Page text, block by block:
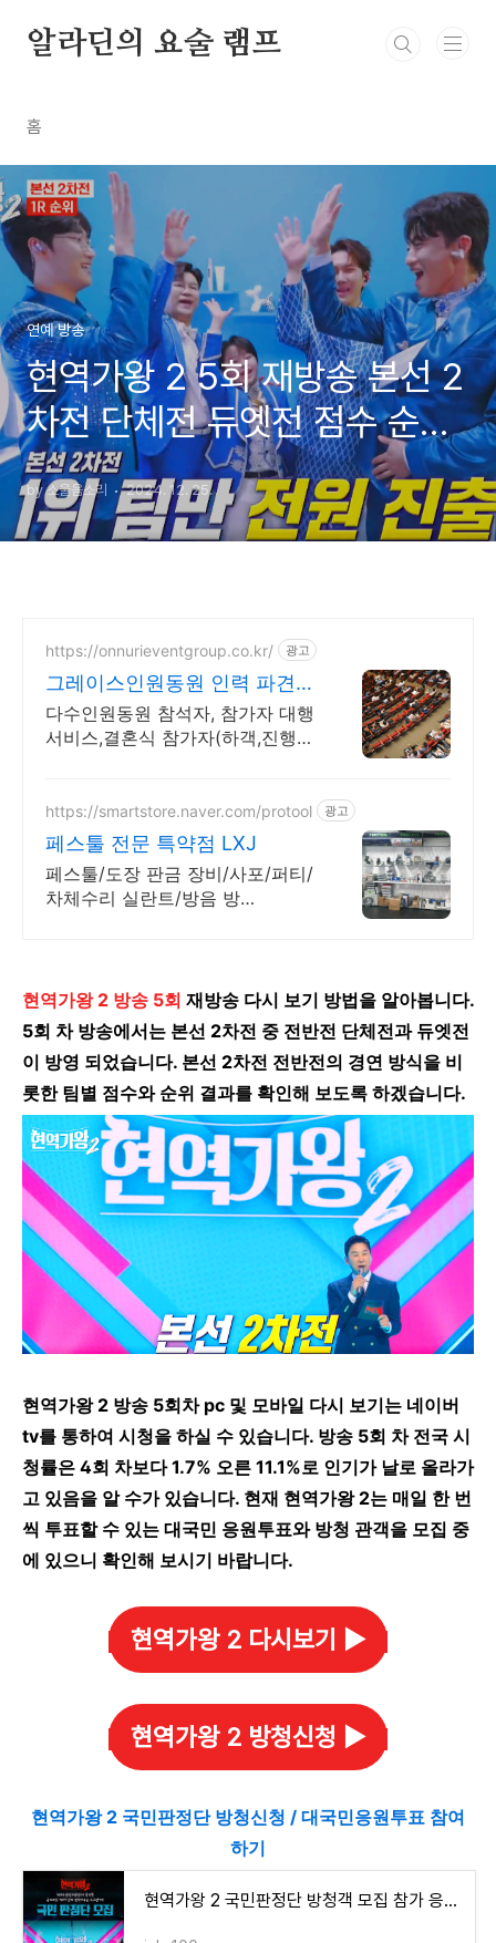
알라딘의 요술 램프
홈
연예 방송
현역가왕 2 5회 재방송 본선 2
차전 단체전 듀엣전 점수 순위
결과
by 소울음소리 2024. 12. 25.
https://onnurieventgroup.co.kr/ 광고
그레이스인원동원 인력 파견전
문업체.
다수인원동원 참석자, 참가자 대행
서비스,결혼식 참가자(하객,진행
다
https://smartstore.naver.com/protool 광고
페스툴 전문 특약점 LXJ
페스툴/도장 판금 장비/사포/퍼티/
차체수리 실란트/방음 방
현역가왕 2 방송 5회 재방송 다시 보기 방법을 알아봅니다.
5회 차 방송에서는 본선 2차전 중 전반전 단체전과 듀엣전
이 방영 되었습니다. 본선 2차전 전반전의 경연 방식을 비
롯한 팀별 점수와 순위 결과를 확인해 보도록 하겠습니다.
현역가왕 2 방송 5회차 pc 및 모바일 다시 보기는 네이버
tv를 통하여 시청을 하실 수 있습니다. 방송 5회 차 전국 시
청률은 4회 차보다 1.7% 오른 11.1%로 인기가 날로 올라가
고 있음을 알 수가 있습니다. 현재 현역가왕 2는 매일 한 번
씩 투표할 수 있는 대국민 응원투표와 방청 관객을 모집 중
에 있으니 확인해 보시기 바랍니다.
현역가왕 2 다시보기 ▶️
현역가왕 2 방청신청 ▶️
현역가왕 2 국민판정단 방청신청 / 대국민응원투표 참여
하기
현역가왕 2 국민판정단 방청객 모집 참가 응모 신청방법